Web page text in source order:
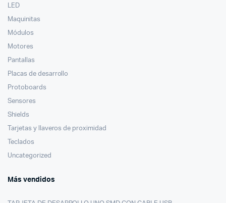
LED
Maquinitas
Módulos
Motores
Pantallas
Placas de desarrollo
Protoboards
Sensores
Shields
Tarjetas y llaveros de proximidad
Teclados
Uncategorized
Más vendidos